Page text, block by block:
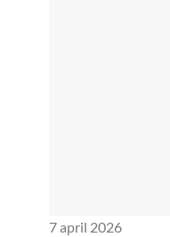
7 april 2026